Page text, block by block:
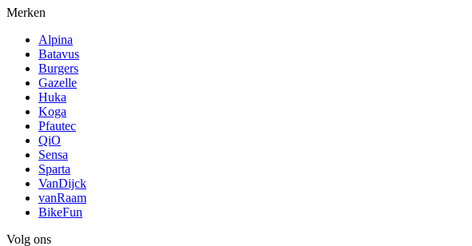
Merken
Alpina
Batavus
Burgers
Gazelle
Huka
Koga
Pfautec
QiO
Sensa
Sparta
VanDijck
vanRaam
BikeFun
Volg ons